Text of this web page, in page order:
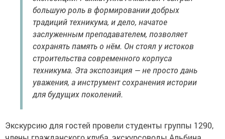
большую роль в формировании добрых
традиций техникума, и дело, начатое
заслуженным преподавателем, позволяет
сохранять память о нём. Он стоял у истоков
строительства современного корпуса
техникума. Эта экспозиция — не просто дань
уважения, а инструмент сохранения истории
для будущих поколений.
Экскурсию для гостей провели студенты группы 1290,